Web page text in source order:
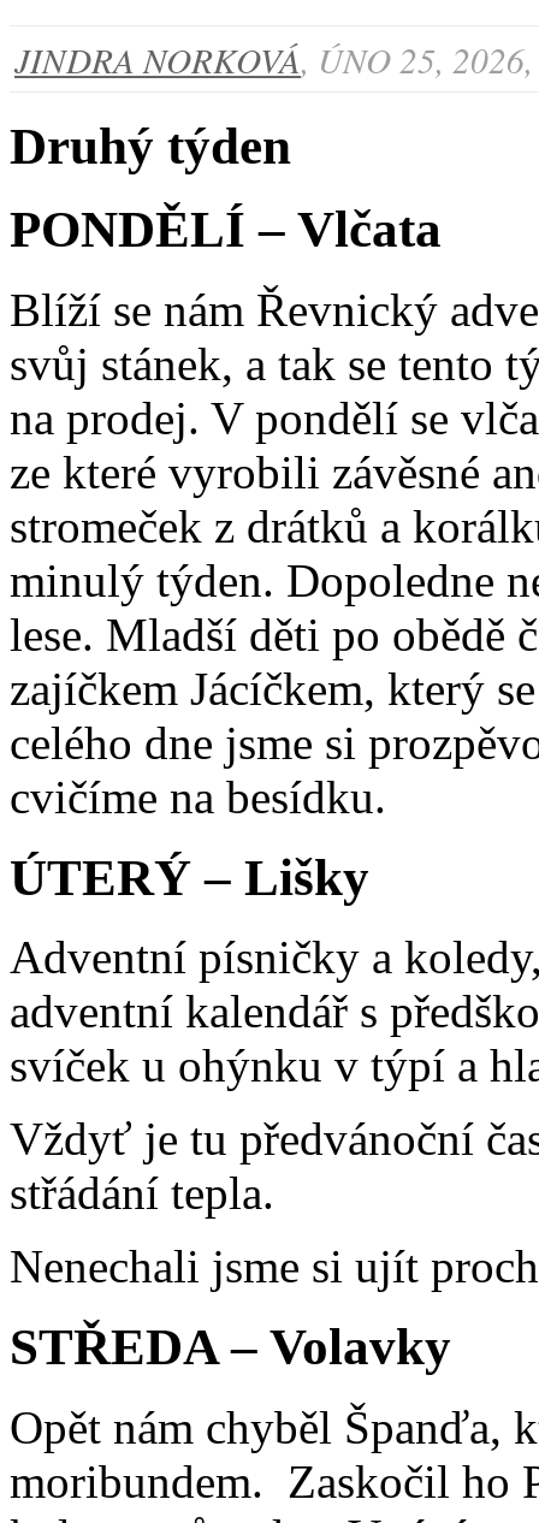
JINDRA NORKOVÁ, ÚNO 25,
Druhý týden
PONDĚLÍ – Vlčata
Blíží se nám Řevnický
svůj stánek, a tak se tento
na prodej. V pondělí se
ze které vyrobili závěsné
stromeček z drátků a
minulý týden. Dopoledne
lese. Mladší děti po obědě
zajíčkem Jácíčkem, který
celého dne jsme si
cvičíme na besídku.
ÚTERÝ – Lišky
Adventní písničky a
adventní kalendář s
svíček u ohýnku v týpí a
Vždyť je tu předvánoční
střádání tepla.
Nenechali jsme si ujít
STŘEDA – Volavky
Opět nám chyběl Španďa,
moribundem. Zaskočil ho